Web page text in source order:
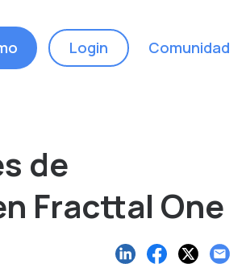
Login Comunidad
de
Fracttal One